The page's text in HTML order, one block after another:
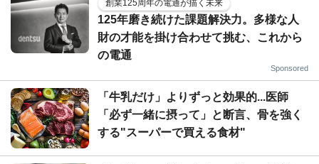
創業125周年の電通が描く未来
125年磨き続けた課題解決力。多様な人
財の才能を掛け合わせて挑む、これから
の電通
Sponsored
「牛乳だけ」よりずっと効果的...医師
「必ず一緒に摂って」と断言、骨を強く
する"スーパーで買える食材"